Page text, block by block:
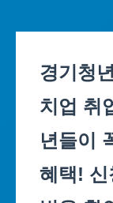
content
경기청
치업 취
년들이
혜택! 신